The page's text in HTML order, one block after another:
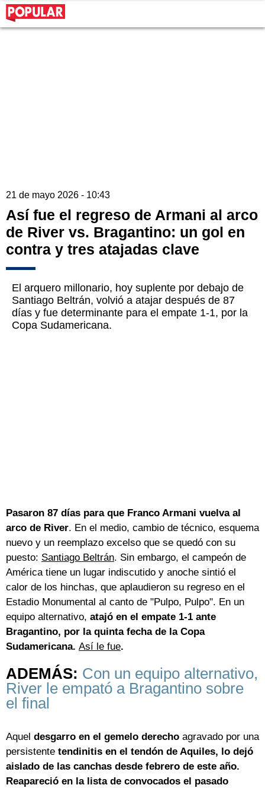
21 de mayo 2026 - 10:43
Así fue el regreso de Armani al arco
de River vs. Bragantino: un gol en
contra y tres atajadas clave
El arquero millonario, hoy suplente por debajo de
Santiago Beltrán, volvió a atajar después de 87
días y fue determinante para el empate 1-1, por la
Copa Sudamericana.
Pasaron 87 días para que Franco Armani vuelva al
arco de River. En el medio, cambio de técnico, esquema
nuevo y un reemplazo excelso que se quedó con su
puesto: Santiago Beltrán. Sin embargo, el campeón de
América tiene un lugar indiscutido y anoche sintió el
calor de los hinchas, que aplaudieron su regreso en el
Estadio Monumental al canto de "Pulpo, Pulpo". En un
equipo alternativo, atajó en el empate 1-1 ante
Bragantino, por la quinta fecha de la Copa
Sudamericana. Así le fue.
ADEMÁS: Con un equipo alternativo,
River le empató a Bragantino sobre
el final
Aquel desgarro en el gemelo derecho agravado por una
persistente tendinitis en el tendón de Aquiles, lo dejó
aislado de las canchas desde febrero de este año.
Reapareció en la lista de convocados el pasado